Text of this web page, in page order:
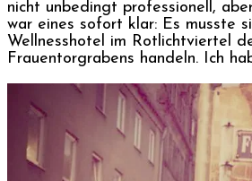
nicht unbedingt professionell,
war eines sofort klar: Es musste
Wellnesshotel im Rotlichtviertel
Frauentorgrabens handeln. Ich